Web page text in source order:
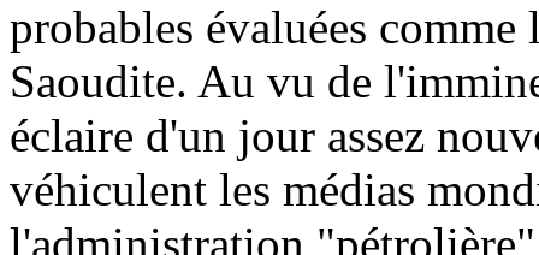
probables évaluées
Saoudite. Au vu de
éclaire d'un jour assez
véhiculent les médias
l'administration